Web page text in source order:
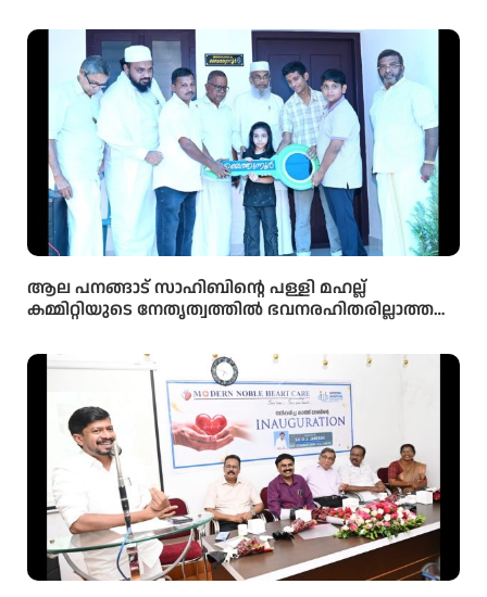
ആല പനങ്ങാട് സാഹിബിൻ്റെ പള്ളി മഹല്ല്
കമ്മിറ്റിയുടെ നേതൃത്വത്തിൽ ഭവനരഹിതരില്ലാത്ത
മത്തെ വീടിൻ്റെ താക്കോൽ ദാനം നടന്നു